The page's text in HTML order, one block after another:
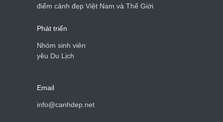
điểm cảnh đẹp Việt Nam và Thế Giới
Phát triển
Nhóm sinh viên
yêu Du Lịch
Email
info@canhdep.net